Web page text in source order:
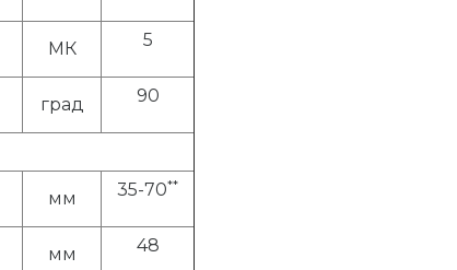
МК 5
град 90
мм 35-70**
мм 48